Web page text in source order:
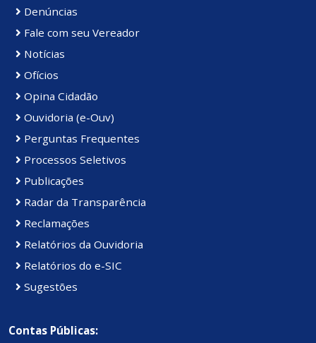
Denúncias
Fale com seu Vereador
Notícias
Ofícios
Opina Cidadão
Ouvidoria (e-Ouv)
Perguntas Frequentes
Processos Seletivos
Publicações
Radar da Transparência
Reclamações
Relatórios da Ouvidoria
Relatórios do e-SIC
Sugestões
Contas Públicas: